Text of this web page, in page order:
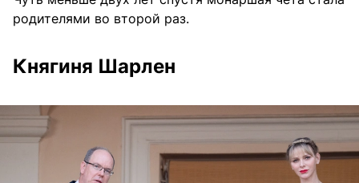
родителями во второй раз.
Княгиня Шарлен